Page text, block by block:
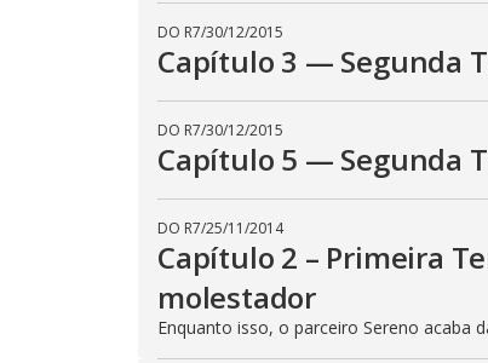
DO R7/30/12/2015
Capítulo 3 — Segunda
DO R7/30/12/2015
Capítulo 5 — Segunda
DO R7/25/11/2014
Capítulo 2 – Primeira
molestador
Enquanto isso, o parceiro Sereno acaba